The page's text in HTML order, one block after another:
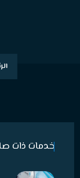
خدمات ذات